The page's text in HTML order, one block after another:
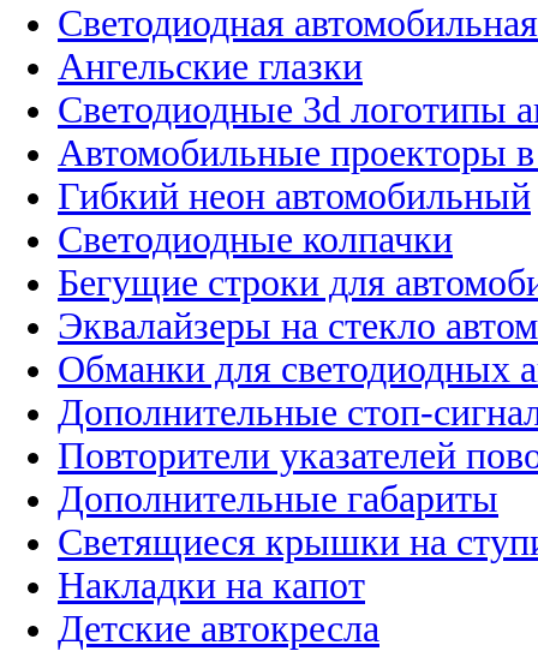
Светодиодная
Ангельские глазки
Светодиодные 3d логотипы
Автомобильные проекторы
Гибкий неон автомобильный
Светодиодные колпачки
Бегущие строки для
Эквалайзеры на стекло
Обманки для светодиодных
Дополнительные стоп-
Повторители указателей
Дополнительные габариты
Светящиеся крышки на
Накладки на капот
Детские автокресла